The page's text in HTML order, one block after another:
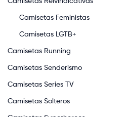
Camisetas Feministas
Camisetas LGTB+
Camisetas Running
Camisetas Senderismo
Camisetas Series TV
Camisetas Solteros